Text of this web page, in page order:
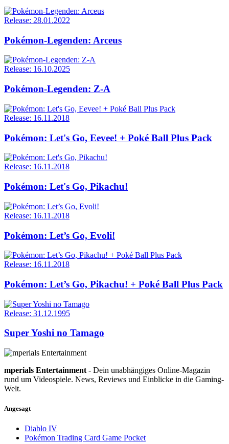
Release: 28.01.2022
Pokémon-Legenden: Arceus
Release: 16.10.2025
Pokémon-Legenden: Z-A
Release: 16.11.2018
Pokémon: Let's Go, Eevee! + Poké Ball Plus Pack
Release: 16.11.2018
Pokémon: Let's Go, Pikachu!
Release: 16.11.2018
Pokémon: Let’s Go, Evoli!
Release: 16.11.2018
Pokémon: Let’s Go, Pikachu! + Poké Ball Plus Pack
Release: 31.12.1995
Super Yoshi no Tamago
mperials Entertainment - Dein unabhängiges Online-Magazin
rund um Videospiele. News, Reviews und Einblicke in die Gaming-
Welt.
Angesagt
Diablo IV
Pokémon Trading Card Game Pocket